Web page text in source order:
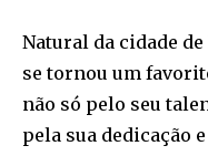
Natural da cidade
se tornou um
não só pelo seu
pela sua dedicação